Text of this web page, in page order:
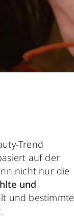
Trend
auf der
nicht nur die
und
und bestimmte